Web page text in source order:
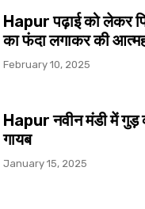
Hapur पढ़ाई को लेकर
का फंदा लगाकर की
February 10, 2025
Hapur नवीन मंडी में गुड़
गायब
January 15, 2025